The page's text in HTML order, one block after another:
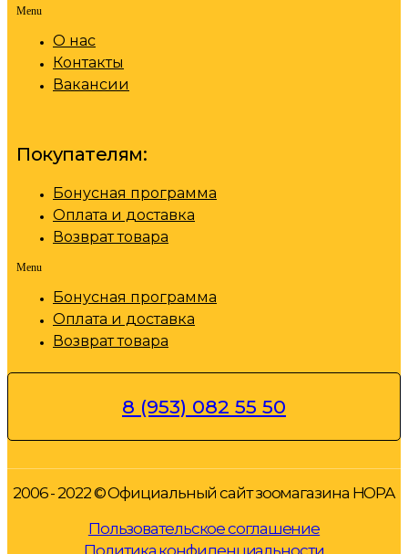
Menu
О нас
Контакты
Вакансии
Покупателям:
Бонусная программа
Оплата и доставка
Возврат товара
Menu
Бонусная программа
Оплата и доставка
Возврат товара
8 (953) 082 55 50
2006 - 2022 © Официальный сайт зоомагазина НОРА
Пользовательское соглашение